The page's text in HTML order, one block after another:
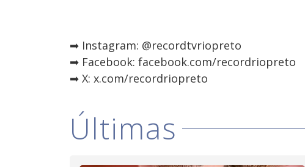
➡ Instagram: @recordtvriopreto
➡ Facebook: facebook.com/recordriopreto
➡ X: x.com/recordriopreto
Últimas